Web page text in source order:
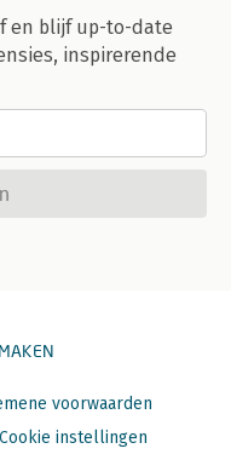
en blijf up-to-date
inspirerende
voorwaarden
Cookie instellingen